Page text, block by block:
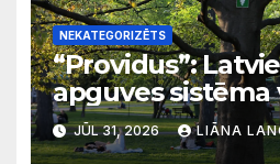
NEKATEGORIZĒTS
“Providus”:
apguves sistēma
uz krīzēm nekā
migrācijas
JŪL 31, 2026 LIĀNA